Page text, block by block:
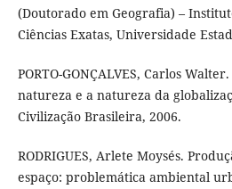
(Doutorado em Geografia) –
Ciências Exatas, Universidade
PORTO-GONÇALVES, Carlos
natureza e a natureza da
Civilização Brasileira, 2006.
RODRIGUES, Arlete Moysés.
espaço: problemática ambiental